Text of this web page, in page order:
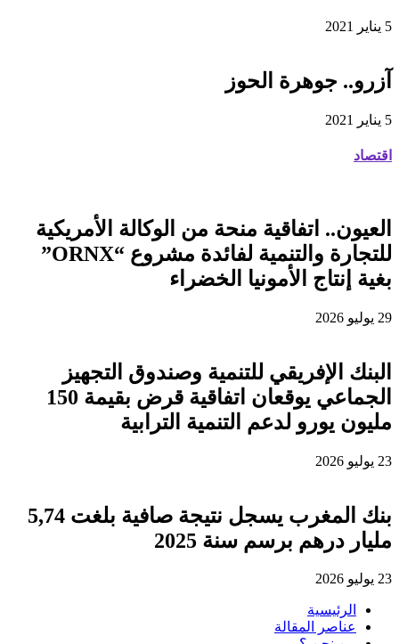
5 يناير 2021
آزرو.. جوهرة الحوز
5 يناير 2021
اقتصاد
العيون.. اتفاقية منحة من الوكالة الأمريكية
للتجارة والتنمية لفائدة مشروع “ORNX”
بغية إنتاج الأمونيا الخضراء
29 يوليو 2026
البنك الإفريقي للتنمية وصندوق التجهيز
الجماعي يوقعان اتفاقية قرض بقيمة 150
مليون يورو لدعم التنمية الترابية
23 يوليو 2026
بنك المغرب يسجل نتيجة صافية بلغت 5,74
مليار درهم برسم سنة 2025
23 يوليو 2026
الرئيسية
عناصر المقالة